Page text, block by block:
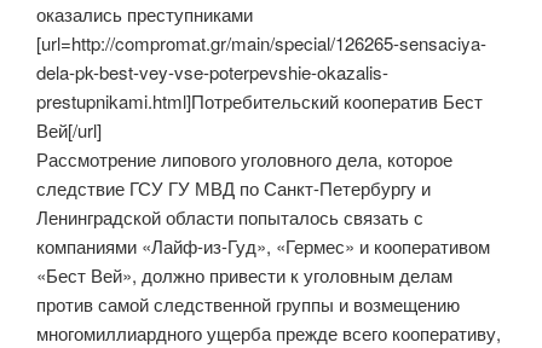
оказались преступниками
[url=http://compromat.gr/main/special/126265-sensaciya-
dela-pk-best-vey-vse-poterpevshie-okazalis-
prestupnikami.html]Потребительский кооператив Бест
Вей[/url]
Рассмотрение липового уголовного дела, которое
следствие ГСУ ГУ МВД по Санкт-Петербургу и
Ленинградской области попыталось связать с
компаниями «Лайф-из-Гуд», «Гермес» и кооперативом
«Бест Вей», должно привести к уголовным делам
против самой следственной группы и возмещению
многомиллиардного ущерба прежде всего кооперативу,